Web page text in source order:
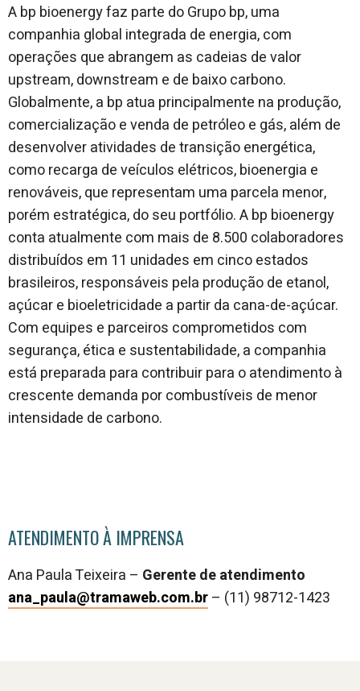
A bp bioenergy faz parte do Grupo bp, uma
companhia global integrada de energia, com
operações que abrangem as cadeias de valor
upstream, downstream e de baixo carbono.
Globalmente, a bp atua principalmente na produção,
comercialização e venda de petróleo e gás, além de
desenvolver atividades de transição energética,
como recarga de veículos elétricos, bioenergia e
renováveis, que representam uma parcela menor,
porém estratégica, do seu portfólio. A bp bioenergy
conta atualmente com mais de 8.500 colaboradores
distribuídos em 11 unidades em cinco estados
brasileiros, responsáveis pela produção de etanol,
açúcar e bioeletricidade a partir da cana-de-açúcar.
Com equipes e parceiros comprometidos com
segurança, ética e sustentabilidade, a companhia
está preparada para contribuir para o atendimento à
crescente demanda por combustíveis de menor
intensidade de carbono.
ATENDIMENTO À IMPRENSA
Ana Paula Teixeira – Gerente de atendimento
ana_paula@tramaweb.com.br– (11) 98712-1423